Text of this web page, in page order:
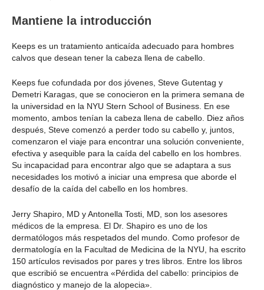
Mantiene la introducción
Keeps es un tratamiento anticaída adecuado para hombres
calvos que desean tener la cabeza llena de cabello.
Keeps fue cofundada por dos jóvenes, Steve Gutentag y
Demetri Karagas, que se conocieron en la primera semana de
la universidad en la NYU Stern School of Business. En ese
momento, ambos tenían la cabeza llena de cabello. Diez años
después, Steve comenzó a perder todo su cabello y, juntos,
comenzaron el viaje para encontrar una solución conveniente,
efectiva y asequible para la caída del cabello en los hombres.
Su incapacidad para encontrar algo que se adaptara a sus
necesidades los motivó a iniciar una empresa que aborde el
desafío de la caída del cabello en los hombres.
Jerry Shapiro, MD y Antonella Tosti, MD, son los asesores
médicos de la empresa. El Dr. Shapiro es uno de los
dermatólogos más respetados del mundo. Como profesor de
dermatología en la Facultad de Medicina de la NYU, ha escrito
150 artículos revisados por pares y tres libros. Entre los libros
que escribió se encuentra «Pérdida del cabello: principios de
diagnóstico y manejo de la alopecia».